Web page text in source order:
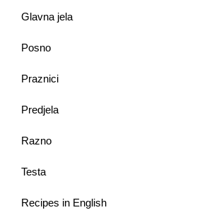
Glavna jela
Posno
Praznici
Predjela
Razno
Testa
Recipes in English